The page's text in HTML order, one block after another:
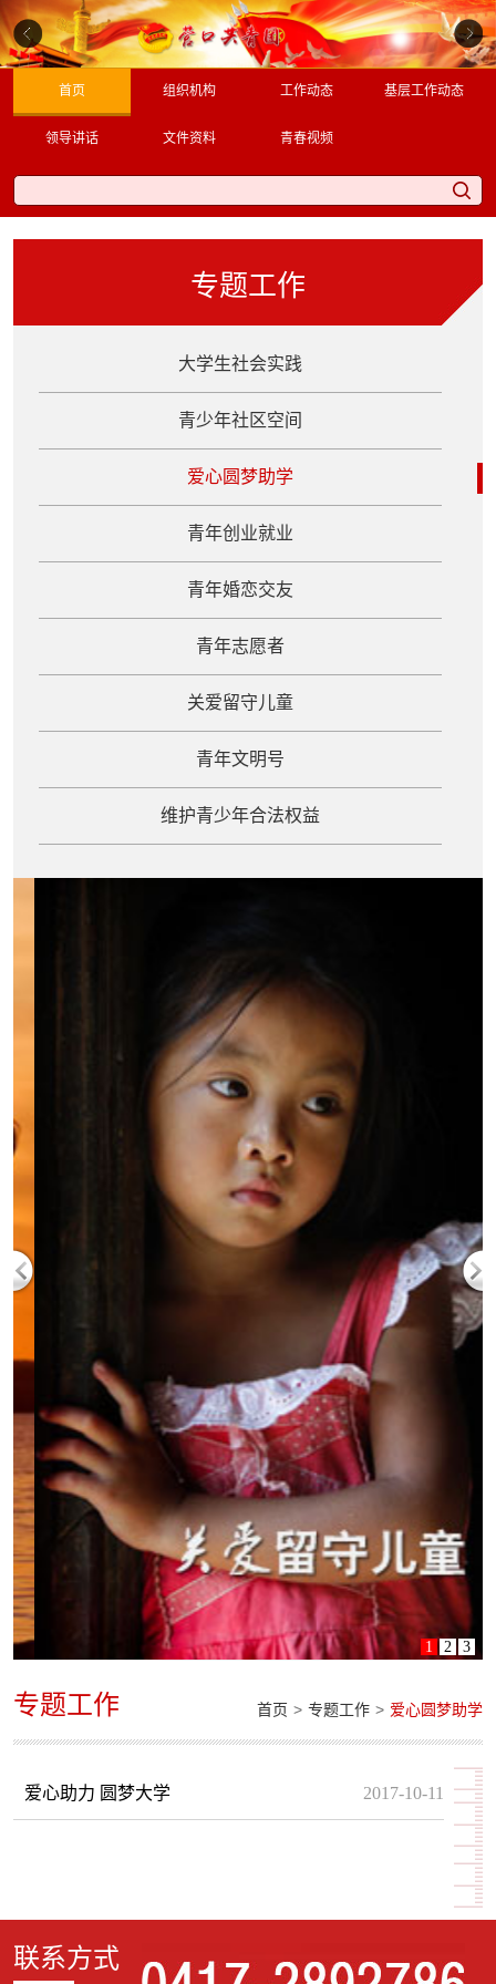
首页 组织机构 工作动态 基层工作动态
领导讲话 文件资料 青春视频
专题工作
大学生社会实践
青少年社区空间
爱心圆梦助学
青年创业就业
青年婚恋交友
青年志愿者
关爱留守儿童
青年文明号
维护青少年合法权益
1 2 3
专题工作 首页 > 专题工作 > 爱心圆梦助学
2017-10-11
爱心助力 圆梦大学
联系方式